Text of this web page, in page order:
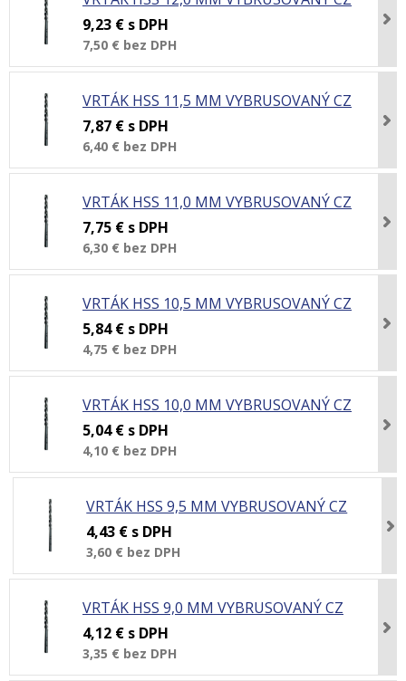
9,23 € s DPH
7,50 € bez DPH
VRTÁK HSS 11,5 MM VYBRUSOVANÝ CZ
7,87 € s DPH
6,40 € bez DPH
VRTÁK HSS 11,0 MM VYBRUSOVANÝ CZ
7,75 € s DPH
6,30 € bez DPH
VRTÁK HSS 10,5 MM VYBRUSOVANÝ CZ
5,84 € s DPH
4,75 € bez DPH
VRTÁK HSS 10,0 MM VYBRUSOVANÝ CZ
5,04 € s DPH
4,10 € bez DPH
VRTÁK HSS 9,5 MM VYBRUSOVANÝ CZ
4,43 € s DPH
3,60 € bez DPH
VRTÁK HSS 9,0 MM VYBRUSOVANÝ CZ
4,12 € s DPH
3,35 € bez DPH